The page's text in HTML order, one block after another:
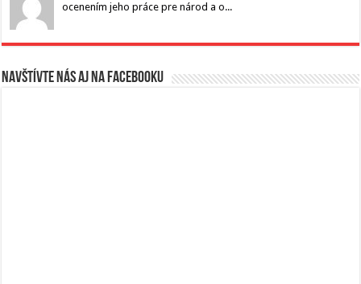
ocenením jeho práce pre národ a o...
Navštívte nás aj na Facebooku